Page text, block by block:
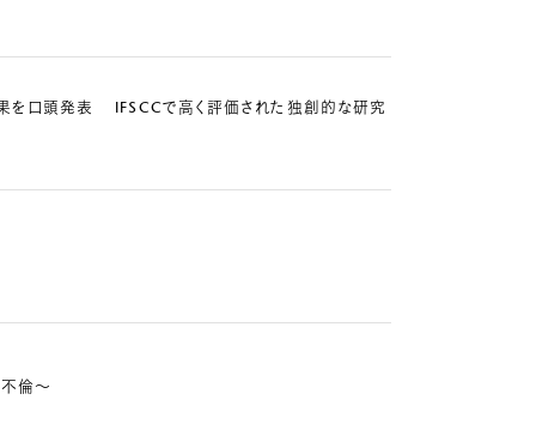
を口頭発表 IFSCCで高く評価された独創的な研究
倫～